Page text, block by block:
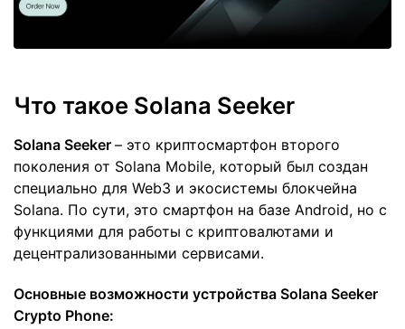
Что такое Solana Seeker
Solana Seeker – это криптосмартфон второго
поколения от Solana Mobile, который был создан
специально для Web3 и экосистемы блокчейна
Solana. По сути, это смартфон на базе Android, но с
функциями для работы с криптовалютами и
децентрализованными сервисами.
Основные возможности устройства Solana Seeker
Crypto Phone: